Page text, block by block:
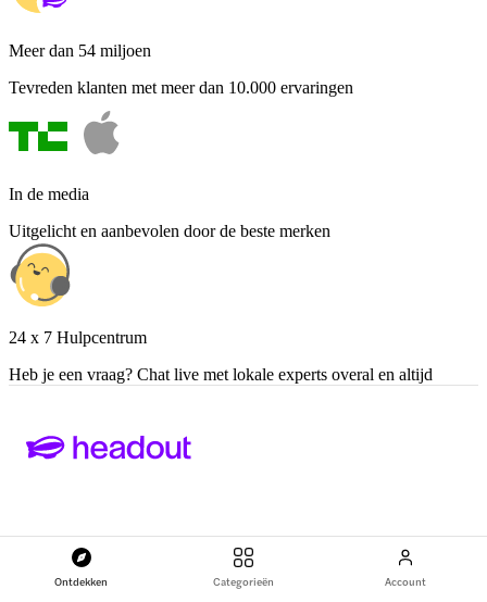
Ontdekken Categorieën Account
Meer dan 54 miljoen
Tevreden klanten met meer dan 10.000 ervaringen
In de media
Uitgelicht en aanbevolen door de beste merken
24 x 7 Hulpcentrum
Heb je een vraag? Chat live met lokale experts overal en altijd
ONDERSTEUNING